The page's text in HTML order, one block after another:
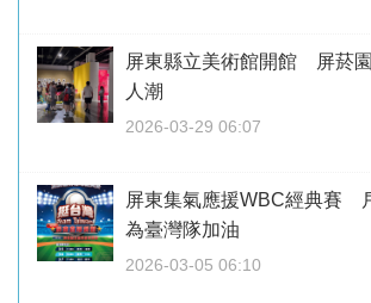
屏東縣立美術館開館 屏菸
人潮
2026-03-29 06:07
屏東集氣應援WBC經典賽
為臺灣隊加油
2026-03-05 06:10